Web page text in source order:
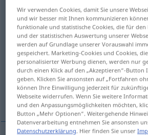
Übersicht aller Übersetzungen
(Für mehr Details die Übersetzung
aufnehmen, aufzeichnen,
mitschneiden, messen
abstoppen, ablesen, abheben,
aufwischen, raffen
Wir verwenden Cookies, damit Sie unsere
und wir besser mit Ihnen kommunizieren
funktionale und statistische Cookies, die für den
und der statistischen Auswertung unserer
werden auf Grundlage unserer Vorauswahl
gespeichert. Marketing-Cookies und Cookies,
personalisierter Werbung dienen, werden nur
durch einen Klick auf den „Akzeptieren“-Button
geben. Klicken Sie ansonsten auf „Fortfahren
können Ihre Einwilligung jederzeit für
Webseite widerrufen. Wenn Sie weitere
und den Anpassungsmöglichkeiten möchten,
Button „Mehr Optionen“. Weitergehende
Datenverarbeitung entnehmen Sie ansonsten
Datenschutzerklärung. Hier finden Sie unser